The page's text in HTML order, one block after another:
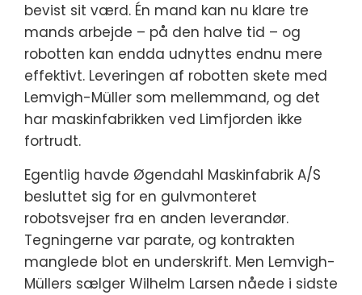
bevist sit værd. Én mand kan nu klare tre
mands arbejde – på den halve tid – og
robotten kan endda udnyttes endnu mere
effektivt. Leveringen af robotten skete med
Lemvigh-Müller som mellemmand, og det
har maskinfabrikken ved Limfjorden ikke
fortrudt.
Egentlig havde Øgendahl Maskinfabrik A/S
besluttet sig for en gulvmonteret
robotsvejser fra en anden leverandør.
Tegningerne var parate, og kontrakten
manglede blot en underskrift. Men Lemvigh-
Müllers sælger Wilhelm Larsen nåede i sidste